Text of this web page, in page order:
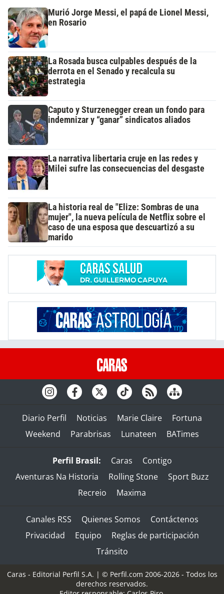
Murió Jorge Messi, el papá de Lionel Messi,
en Rosario
La Rosada busca culpables después de la
derrota en el Senado y recalcula su
estrategia
Caputo y Sturzenegger crean un fondo para
indemnizar y “ganar” sindicatos aliados
La narrativa libertaria cruje en las redes y
Milei sufre las consecuencias del desgaste
La historia real de "Elize: Sombras de una
mujer", la nueva película de Netflix sobre el
caso de una esposa que descuartizó a su
marido
Diario Perfil Noticias Marie Claire
Fortuna
Weekend
Parabrisas Lunateen BATimes
Perfil Brasil: Caras
Contigo
Aventuras Na Historia
Rolling Stone
Sport Buzz
Recreio
Maxima
Canales RSS Quienes Somos
Contáctenos
Privacidad
Equipo
Reglas de participación
Tránsito
Caras - Editorial Perfil S.A. | © Perfil.com 2006-2026 - Todos los
derechos reservados.